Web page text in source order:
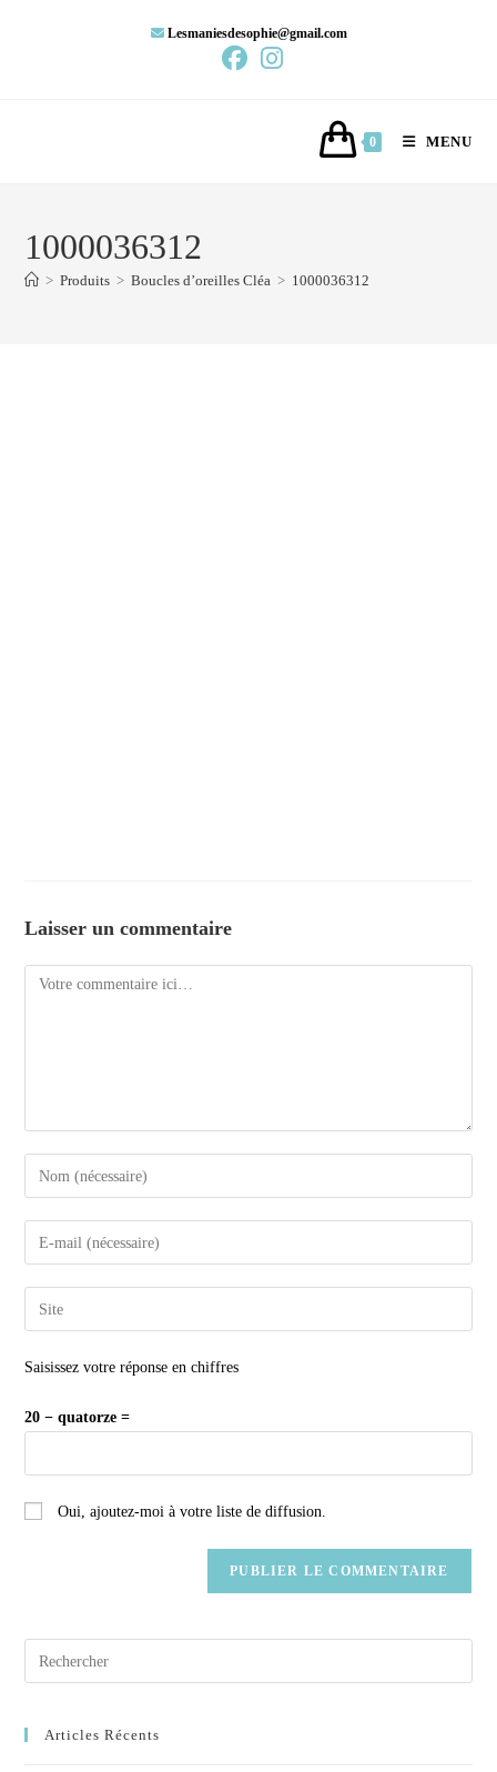
Lesmaniesdesophie@gmail.com
0 MENU
1000036312
> Produits > Boucles d’oreilles Cléa > 1000036312
Laisser un commentaire
Saisissez votre réponse en chiffres
20 − quatorze =
Oui, ajoutez-moi à votre liste de diffusion.
Articles Récents